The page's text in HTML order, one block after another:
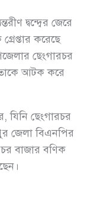
দ্বন্দ্বের জেরে
করেছে
ছেংগারচর
তাকে আটক করে
যিনি ছেংগারচর
জেলা বিএনপির
বাজার বণিক